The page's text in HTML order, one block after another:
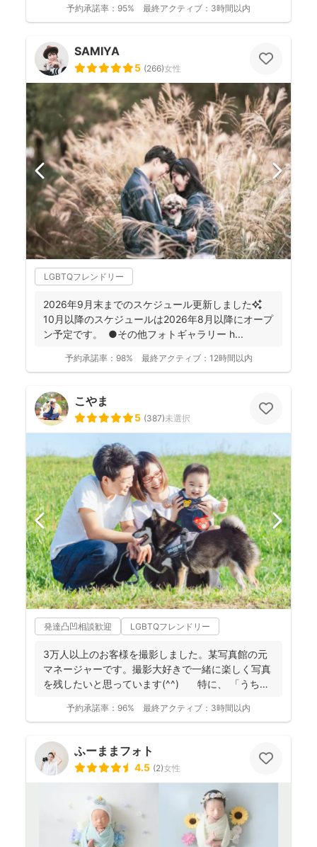
予約承諾率： 95% 最終アクティブ： 3時間以内
SAMIYA
5 (266)女性
LGBTQフレンドリー
2026年9月末までのスケジュール更新しました✨
10月以降のスケジュールは2026年8月以降にオープ
ン予定です。 ●その他フォトギャラリー h...
予約承諾率： 98% 最終アクティブ： 12時間以内
こやま
5 (387)未選択
発達凸凹相談歓迎 LGBTQフレンドリー
3万人以上のお客様を撮影しました。某写真館の元
マネージャーです。撮影大好きで一緒に楽しく写真
を残したいと思っています(^^) 特に、 「うち
予約承諾率： 96% 最終アクティブ： 3時間以内
ふーままフォト
4.5 (2)女性